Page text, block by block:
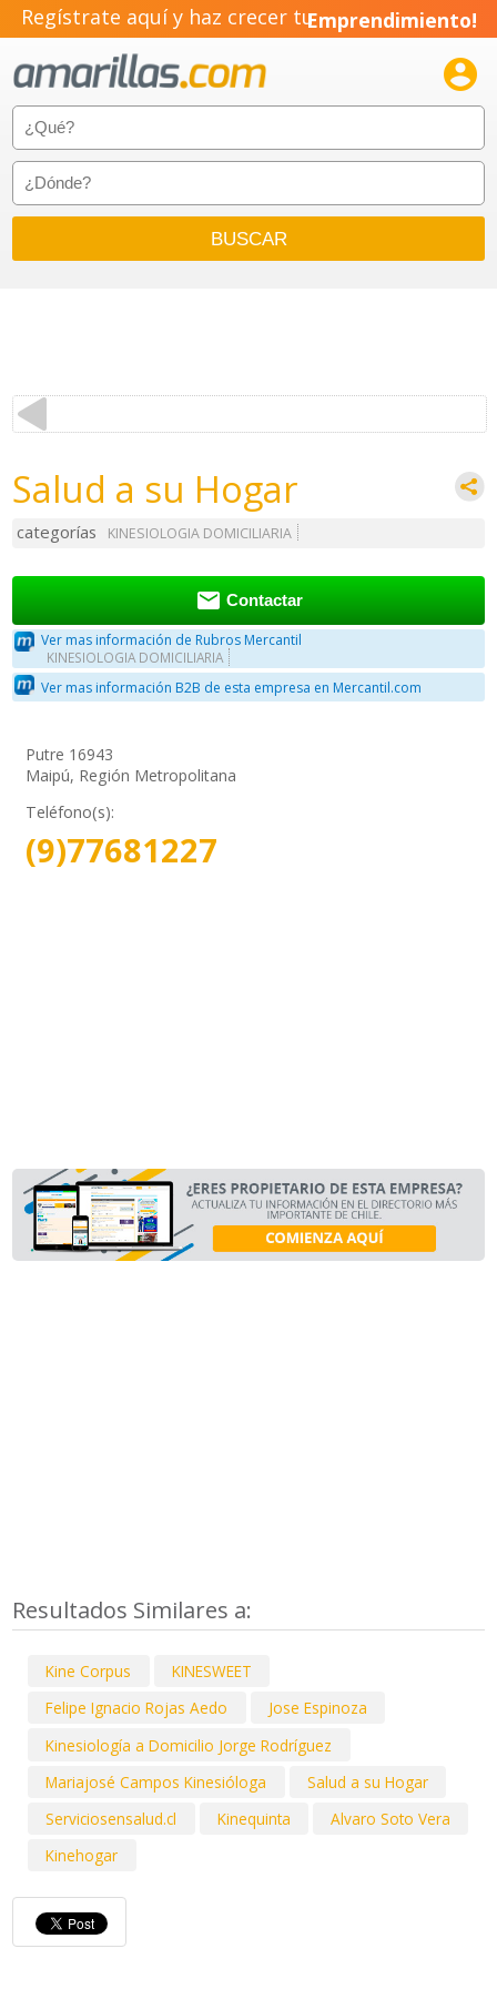
Regístrate aquí y haz crecer tuEmprendimiento!

Salud a su Hogar
categorías KINESIOLOGIA DOMICILIARIA
 Contactar
Ver mas información de Rubros Mercantil
KINESIOLOGIA DOMICILIARIA
Ver mas información B2B de esta empresa en Mercantil.com
Putre 16943
Maipú, Región Metropolitana
Teléfono(s):
(9)77681227
Resultados Similares a:
Kine Corpus
KINESWEET
Felipe Ignacio Rojas Aedo
Jose Espinoza
Kinesiología a Domicilio Jorge Rodríguez
Mariajosé Campos Kinesióloga
Salud a su Hogar
Serviciosensalud.cl
Kinequinta
Alvaro Soto Vera
Kinehogar